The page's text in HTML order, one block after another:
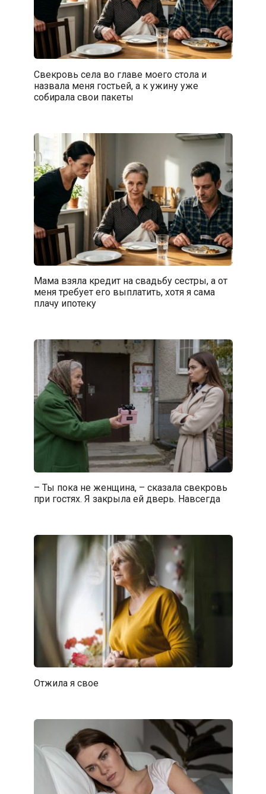
Свекровь села во главе моего стола и
назвала меня гостьей, а к ужину уже
собирала свои пакеты
Мама взяла кредит на свадьбу сестры, а от
меня требует его выплатить, хотя я сама
плачу ипотеку
– Ты пока не женщина, – сказала свекровь
при гостях. Я закрыла ей дверь. Навсегда
Отжила я свое